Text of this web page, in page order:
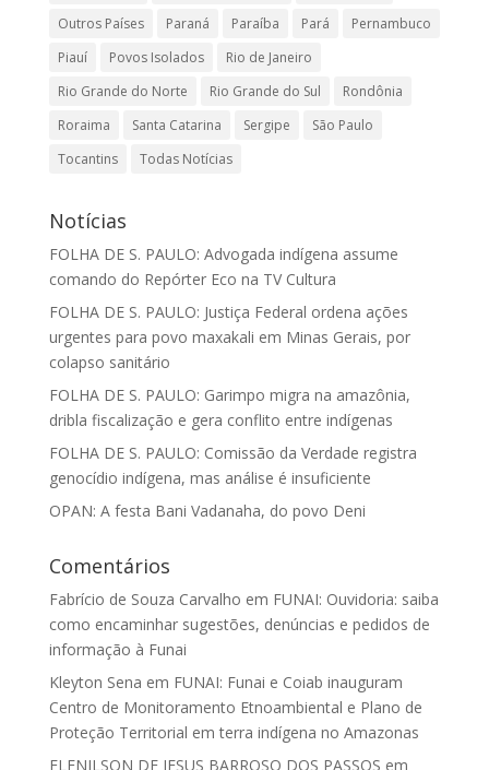
Outros Países
Paraná Paraíba Pará
Pernambuco
Piauí
Povos Isolados
Rio de Janeiro
Rio Grande do Norte
Rio Grande do Sul
Rondônia
Roraima
Santa Catarina Sergipe
São Paulo
Tocantins
Todas Notícias
Notícias
FOLHA DE S. PAULO: Advogada indígena assume
comando do Repórter Eco na TV Cultura
FOLHA DE S. PAULO: Justiça Federal ordena ações
urgentes para povo maxakali em Minas Gerais, por
colapso sanitário
FOLHA DE S. PAULO: Garimpo migra na amazônia,
dribla fiscalização e gera conflito entre indígenas
FOLHA DE S. PAULO: Comissão da Verdade registra
genocídio indígena, mas análise é insuficiente
OPAN: A festa Bani Vadanaha, do povo Deni
Comentários
Fabrício de Souza Carvalho em FUNAI: Ouvidoria: saiba
como encaminhar sugestões, denúncias e pedidos de
informação à Funai
Kleyton Sena em FUNAI: Funai e Coiab inauguram
Centro de Monitoramento Etnoambiental e Plano de
Proteção Territorial em terra indígena no Amazonas
ELENILSON DE JESUS BARROSO DOS PASSOS em